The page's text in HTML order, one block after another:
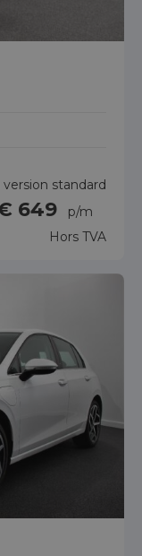
version standard
649
p/m
Hors TVA